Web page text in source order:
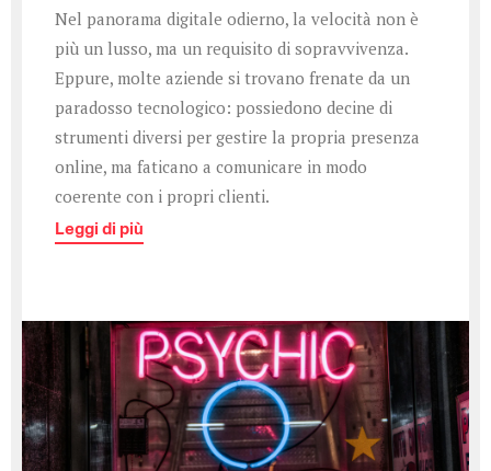
Nel panorama digitale odierno, la velocità non è
più un lusso, ma un requisito di sopravvivenza.
Eppure, molte aziende si trovano frenate da un
paradosso tecnologico: possiedono decine di
strumenti diversi per gestire la propria presenza
online, ma faticano a comunicare in modo
coerente con i propri clienti.
Leggi di più